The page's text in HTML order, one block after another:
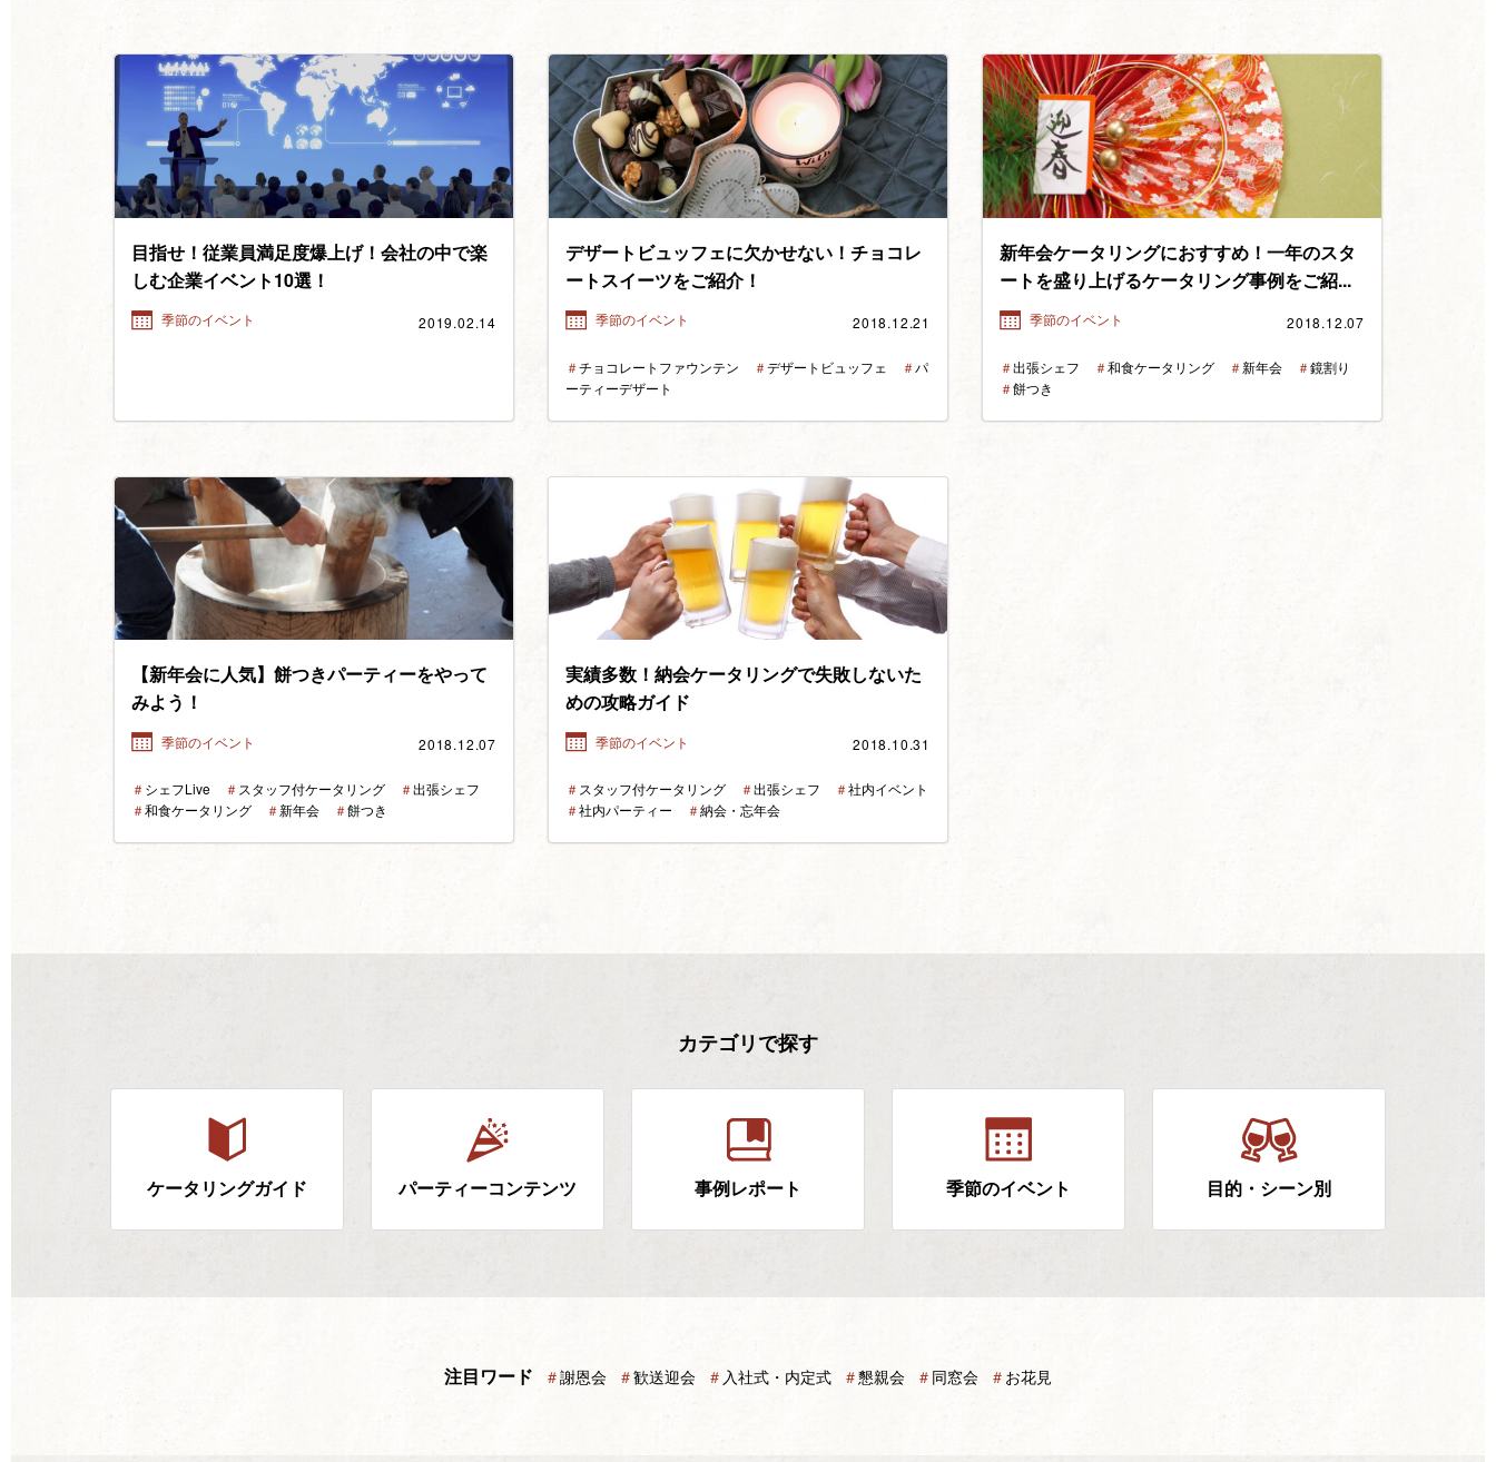
目指せ！従業員満足度爆上げ！会社の中で楽
しむ企業イベント10選！
季節のイベント 2019.02.14
デザートビュッフェに欠かせない！チョコレ
ートスイーツをご紹介！
季節のイベント 2018.12.21
＃チョコレートファウンテン ＃デザートビュッフェ ＃パ
ーティーデザート
新年会ケータリングにおすすめ！一年のスタ
ートを盛り上げるケータリング事例をご紹...
季節のイベント 2018.12.07
＃出張シェフ ＃和食ケータリング ＃新年会 ＃鏡割り
＃餅つき
【新年会に人気】餅つきパーティーをやって
みよう！
季節のイベント 2018.12.07
＃シェフLive ＃スタッフ付ケータリング ＃出張シェフ
＃和食ケータリング ＃新年会 ＃餅つき
実績多数！納会ケータリングで失敗しないた
めの攻略ガイド
季節のイベント 2018.10.31
＃スタッフ付ケータリング ＃出張シェフ ＃社内イベント
＃社内パーティー ＃納会・忘年会
カテゴリで探す
ケータリングガイド パーティーコンテンツ 事例レポート 季節のイベント 目的・シーン別
注目ワード ＃謝恩会 ＃歓送迎会 ＃ 入社式・内定式 ＃懇親会 ＃ 同窓会 ＃ お花見